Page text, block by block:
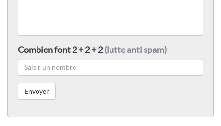
Combien font 2 + 2 + 2(lutte anti spam)